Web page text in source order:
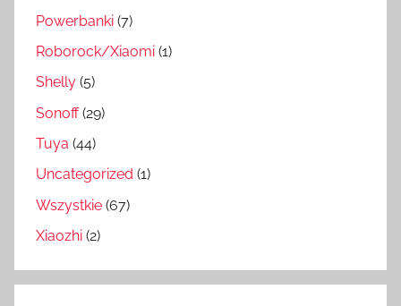
Powerbanki (7)
Roborock/Xiaomi (1)
Shelly (5)
Sonoff(29)
Tuya (44)
Uncategorized (1)
Wszystkie (67)
Xiaozhi (2)